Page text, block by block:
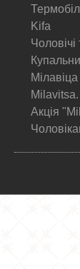
Kifa
Milavitsa.
Акція